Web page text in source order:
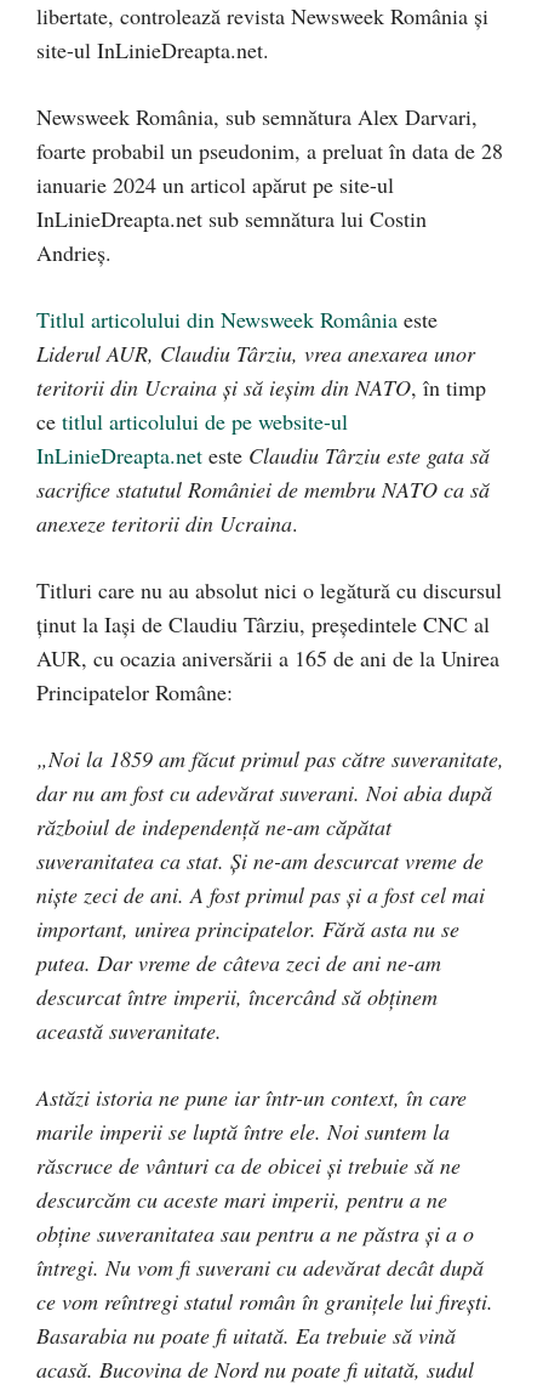
libertate, controlează revista Newsweek România și
site-ul InLinieDreapta.net.
Newsweek România, sub semnătura Alex Darvari,
foarte probabil un pseudonim, a preluat în data de 28
ianuarie 2024 un articol apărut pe site-ul
InLinieDreapta.net sub semnătura lui Costin
Andrieș.
Titlul articolului din Newsweek România este
Liderul AUR, Claudiu Târziu, vrea anexarea unor
teritorii din Ucraina și să ieșim din NATO, în timp
ce titlul articolului de pe website-ul
InLinieDreapta.net este Claudiu Târziu este gata să
sacrifice statutul României de membru NATO ca să
anexeze teritorii din Ucraina.
Titluri care nu au absolut nici o legătură cu discursul
ținut la Iași de Claudiu Târziu, președintele CNC al
AUR, cu ocazia aniversării a 165 de ani de la Unirea
Principatelor Române:
„Noi la 1859 am făcut primul pas către suveranitate,
dar nu am fost cu adevărat suverani. Noi abia după
războiul de independență ne-am căpătat
suveranitatea ca stat. Și ne-am descurcat vreme de
niște zeci de ani. A fost primul pas și a fost cel mai
important, unirea principatelor. Fără asta nu se
putea. Dar vreme de câteva zeci de ani ne-am
descurcat între imperii, încercând să obținem
această suveranitate.
Astăzi istoria ne pune iar într-un context, în care
marile imperii se luptă între ele. Noi suntem la
răscruce de vânturi ca de obicei și trebuie să ne
descurcăm cu aceste mari imperii, pentru a ne
obține suveranitatea sau pentru a ne păstra și a o
întregi. Nu vom fi suverani cu adevărat decât după
ce vom reîntregi statul român în granițele lui firești.
Basarabia nu poate fi uitată. Ea trebuie să vină
acasă. Bucovina de Nord nu poate fi uitată, sudul